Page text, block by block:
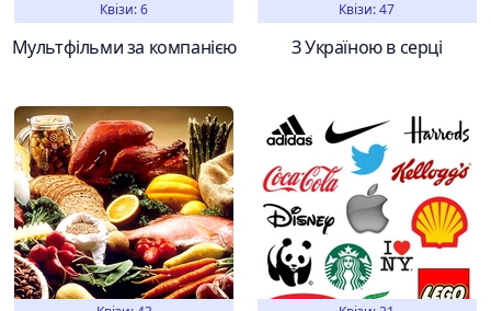
Квізи: 6
Мультфільми за компанією
Квізи: 47
З Україною в серці